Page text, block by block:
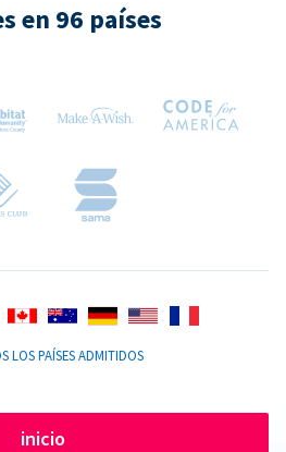
en 96 países
LOS PAÍSES ADMITIDOS
inicio